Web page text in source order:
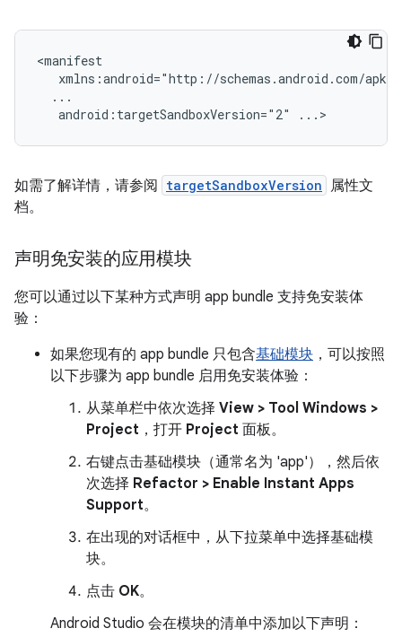
android:targetSandboxVersion="2"
如需了解详情，请参阅 targetSandboxVersion 属性文
档。
声明免安装的应用模块
您可以通过以下某种方式声明 app bundle 支持免安装体
验：
如果您现有的 app bundle 只包含基础模块 ，可以按照
以下步骤为 app bundle 启用免安装体验：
从菜单栏中依次选择 View > Tool Windows >
Project ，打开 Project 面板。
右键点击基础模块（通常名为 'app'），然后依
次选择 Refactor > Enable Instant Apps
Support。
在出现的对话框中，从下拉菜单中选择基础模
块。
点击 OK。
Android Studio 会在模块的清单中添加以下声明：